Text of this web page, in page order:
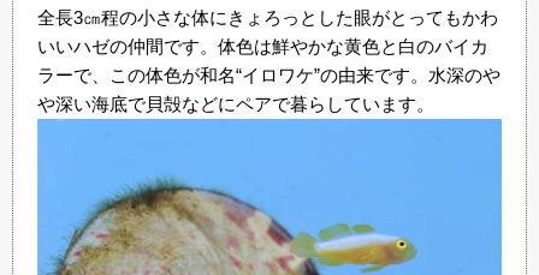
全長3㎝程の小さな体にきょろっとした眼がとってもかわ
いいハゼの仲間です。体色は鮮やかな黄色と白のバイカ
ラーで、この体色が和名“イロワケ”の由来です。水深のや
や深い海底で貝殻などにペアで暮らしています。